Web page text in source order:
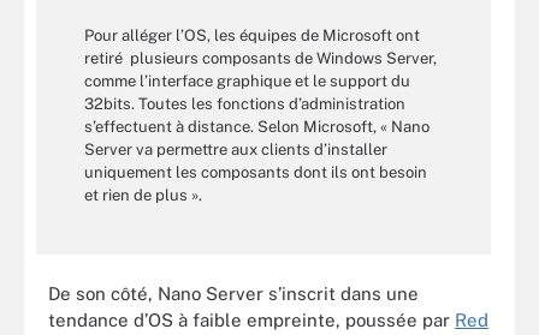
Pour alléger l’OS, les équipes de Microsoft ont
retiré plusieurs composants de Windows Server,
comme l’interface graphique et le support du
32bits. Toutes les fonctions d’administration
s’effectuent à distance. Selon Microsoft, « Nano
Server va permettre aux clients d’installer
uniquement les composants dont ils ont besoin
et rien de plus ».
De son côté, Nano Server s’inscrit dans une
tendance d’OS à faible empreinte, poussée par Red